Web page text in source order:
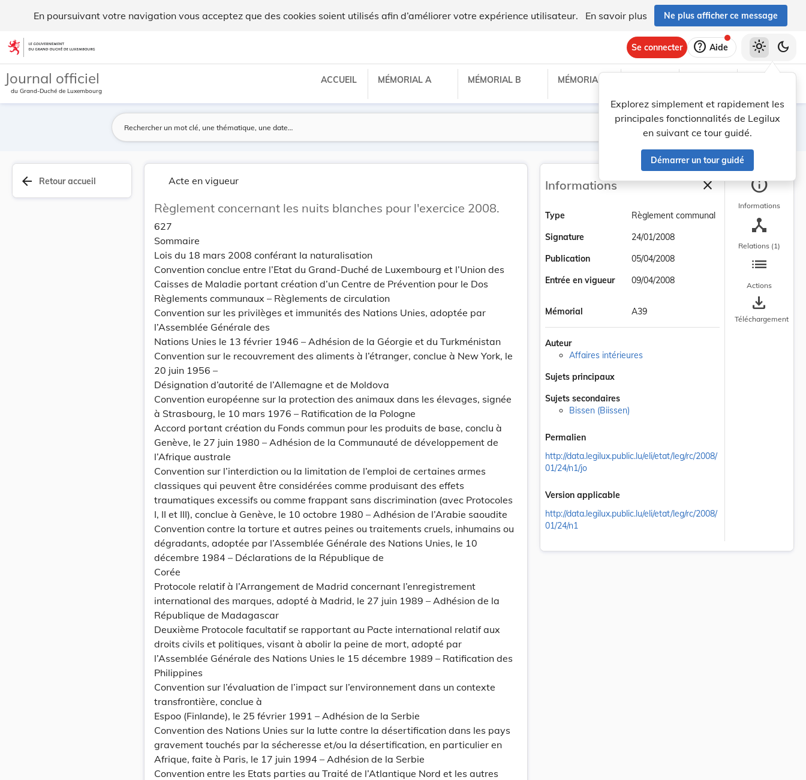
En poursuivant votre navigation vous acceptez que des cookies soient utilisés afin d’améliorer votre expérience utilisateur. En savoir plus Ne plus afficher ce message
Aller au contenu
Se connecter help Aide
Explorez simplement et rapidement les
principales fonctionnalités de Legilux
en suivant ce tour guidé.
Démarrer un tour guidé
light_mode dark_mode
Journal officiel
du Grand-Duché de Luxembourg
ACCUEIL MÉMORIAL A MÉMORIAL B MÉMORIAL C
Lancer la recherche
Filtres
arrow_back Retour accueil Acte en vigueur
Règlement concernant les nuits blanches pour l'exercice 2008.
627
Sommaire
Lois du 18 mars 2008 conférant la naturalisation
Convention conclue entre l’Etat du Grand-Duché de Luxembourg et l’Union des
Caisses de Maladie portant création d’un Centre de Prévention pour le Dos
Règlements communaux – Règlements de circulation
Convention sur les privilèges et immunités des Nations Unies, adoptée par
l’Assemblée Générale des
Nations Unies le 13 février 1946 – Adhésion de la Géorgie et du Turkménistan
Convention sur le recouvrement des aliments à l’étranger, conclue à New York, le
20 juin 1956 –
Désignation d’autorité de l’Allemagne et de Moldova
Convention européenne sur la protection des animaux dans les élevages, signée
à Strasbourg, le 10 mars 1976 – Ratification de la Pologne
Accord portant création du Fonds commun pour les produits de base, conclu à
Genève, le 27 juin 1980 – Adhésion de la Communauté de développement de
l’Afrique australe
Convention sur l’interdiction ou la limitation de l’emploi de certaines armes
classiques qui peuvent être considérées comme produisant des effets
traumatiques excessifs ou comme frappant sans discrimination (avec Protocoles
I, II et III), conclue à Genève, le 10 octobre 1980 – Adhésion de l’Arabie saoudite
Convention contre la torture et autres peines ou traitements cruels, inhumains ou
dégradants, adoptée par l’Assemblée Générale des Nations Unies, le 10
décembre 1984 – Déclarations de la République de
Corée
Protocole relatif à l’Arrangement de Madrid concernant l’enregistrement
international des marques, adopté à Madrid, le 27 juin 1989 – Adhésion de la
République de Madagascar
Deuxième Protocole facultatif se rapportant au Pacte international relatif aux
droits civils et politiques, visant à abolir la peine de mort, adopté par
l’Assemblée Générale des Nations Unies le 15 décembre 1989 – Ratification des
Philippines
Convention sur l’évaluation de l’impact sur l’environnement dans un contexte
transfrontière, conclue à
Espoo (Finlande), le 25 février 1991 – Adhésion de la Serbie
Convention des Nations Unies sur la lutte contre la désertification dans les pays
gravement touchés par la sécheresse et/ou la désertification, en particulier en
Afrique, faite à Paris, le 17 juin 1994 – Adhésion de la Serbie
Convention entre les Etats parties au Traité de l’Atlantique Nord et les autres
Informations closeFermer la barre
Type
Règlement communal
Signature
24/01/2008
Publication
05/04/2008
Entrée en vigueur
09/04/2008
Mémorial A39
Auteur
Affaires intérieures
Sujets principaux
Sujets secondaires
Bissen (Biissen)
Permalien
http://data.legilux.public.lu/eli/etat/leg/rc/2008/
01/24/n1/jo
Version applicable
http://data.legilux.public.lu/eli/etat/leg/rc/2008/
01/24/n1
info
Informations
device_hub
Relations (1)
list
Actions
save_alt
Téléchargement